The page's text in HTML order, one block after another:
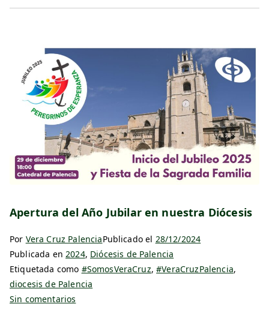
Apertura del Año Jubilar en nuestra Diócesis
Por Vera Cruz PalenciaPublicado el 28/12/2024
Publicada en 2024, Diócesis de Palencia
Etiquetada como #SomosVeraCruz,#VeraCruzPalencia,
diocesis de Palencia
Sin comentarios